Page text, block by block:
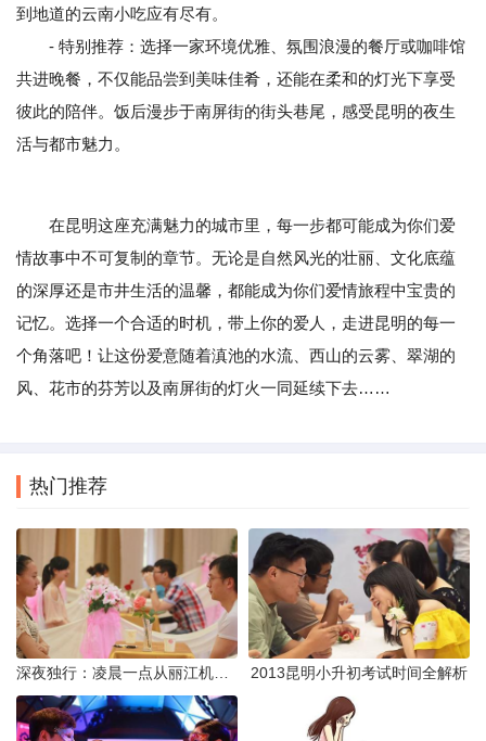
到地道的云南小吃应有尽有。
- 特别推荐：选择一家环境优雅、氛围浪漫的餐厅或咖啡馆
共进晚餐，不仅能品尝到美味佳肴，还能在柔和的灯光下享受
彼此的陪伴。饭后漫步于南屏街的街头巷尾，感受昆明的夜生
活与都市魅力。
在昆明这座充满魅力的城市里，每一步都可能成为你们爱
情故事中不可复制的章节。无论是自然风光的壮丽、文化底蕴
的深厚还是市井生活的温馨，都能成为你们爱情旅程中宝贵的
记忆。选择一个合适的时机，带上你的爱人，走进昆明的每一
个角落吧！让这份爱意随着滇池的水流、西山的云雾、翠湖的
风、花市的芬芳以及南屏街的灯火一同延续下去……
热门推荐
2013昆明小升初考试时间全解析